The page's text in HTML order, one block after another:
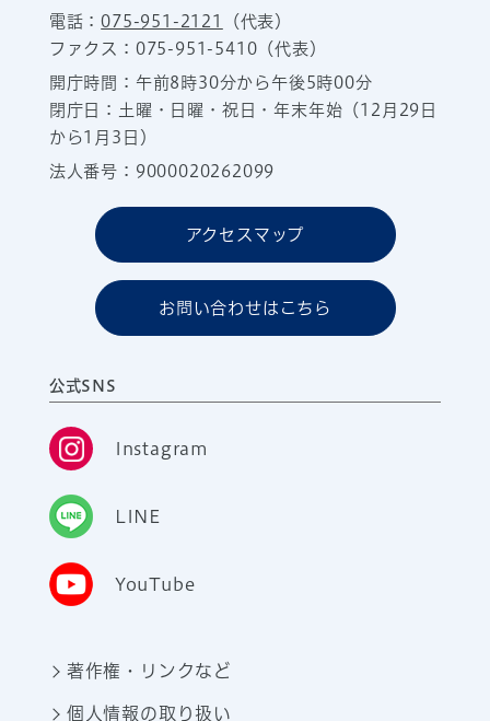
電話：075-951-2121
（代表）
ファクス：075-951-5410（代表）
開庁時間：午前8時30分から午後5時00分
閉庁日：土曜・日曜・祝日・年末年始（12月29日
から1月3日）
法人番号：9000020262099
アクセスマップ
お問い合わせはこちら
公式SNS
Instagram
LINE
YouTube
著作権・リンクなど
個人情報の取り扱い